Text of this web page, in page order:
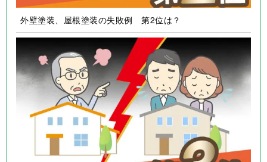
外壁塗装、屋根塗装の失敗例 第2位は？